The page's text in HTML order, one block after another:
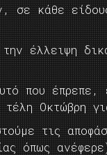
σε κάθε
έλλειψη
που έπρεπε,
Οκτώβρη
τις
όπως